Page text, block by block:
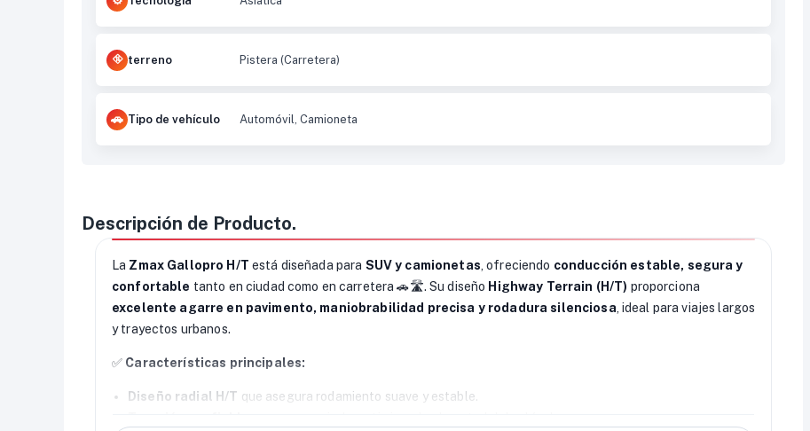
terreno Pistera (Carretera)
Tipo de vehículo Automóvil, Camioneta
Descripción de Producto.
La Zmax Gallopro H/T está diseñada para SUV y camionetas, ofreciendo conducción estable, segura y
confortable tanto en ciudad como en carretera 🚗🛣️. Su diseño Highway Terrain (H/T) proporciona
excelente agarre en pavimento, maniobrabilidad precisa y rodadura silenciosa, ideal para viajes largos
y trayectos urbanos.
✅ Características principales:
Diseño radial H/T que asegura rodamiento suave y estable.